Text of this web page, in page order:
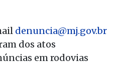
denuncia@mj.gov.br
dos atos
em rodovias